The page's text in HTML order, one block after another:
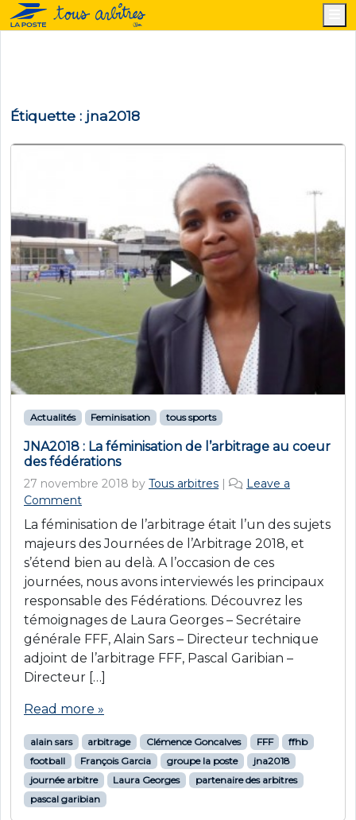
Étiquette : jna2018
Actualités Feminisation tous sports
JNA2018 : La féminisation de l’arbitrage au coeur
des fédérations
27 novembre 2018 by Tous arbitres |
Leave a
Comment
La féminisation de l’arbitrage était l’un des sujets
majeurs des Journées de l’Arbitrage 2018, et
s’étend bien au delà. A l’occasion de ces
journées, nous avons interviewés les principaux
responsable des Fédérations. Découvrez les
témoignages de Laura Georges – Secrétaire
générale FFF, Alain Sars – Directeur technique
adjoint de l’arbitrage FFF, Pascal Garibian –
Directeur […]
Read more »
alain sars arbitrage Clémence Goncalves FFF
ffhb
football
François Garcia groupe la poste
jna2018
journée arbitre
Laura Georges
partenaire des arbitres
pascal garibian